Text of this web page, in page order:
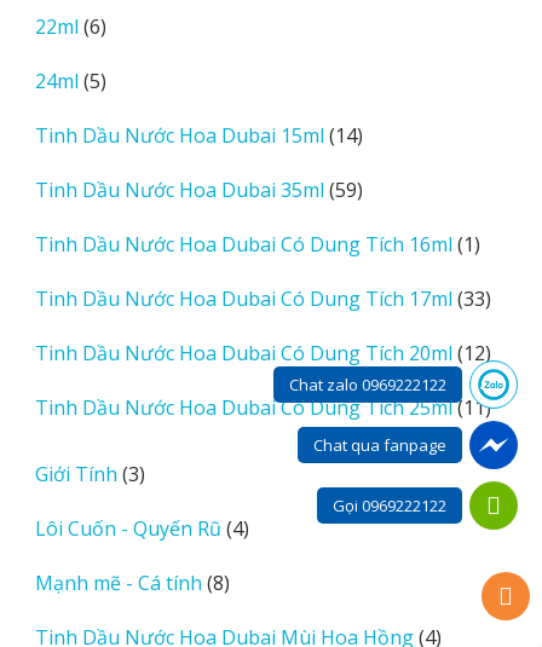
22ml 66
phẩm
24ml 55
phẩm
Tinh Dầu Nước Hoa Dubai 15ml 1414
phẩm
Tinh Dầu Nước Hoa Dubai 35ml 5959
phẩm
Tinh Dầu Nước Hoa Dubai Có Dung Tích 16ml 11
phẩm
Tinh Dầu Nước Hoa Dubai Có Dung Tích 17ml 3333
phẩm
Tinh Dầu Nước Hoa Dubai Có Dung Tích 20ml 1212
sản
phẩm
Tinh Dầu Nước Hoa Dubai Có Dung Tích 25ml 1111
sản
phẩm
Giới Tính 33
phẩm
Lôi Cuốn - Quyến Rũ 44
Mạnh mẽ - Cá tính 88
Tinh Dầu Nước Hoa Dubai Mùi Hoa Hồng 44
Chat zalo 0969222122
Chat qua fanpage
Gọi 0969222122